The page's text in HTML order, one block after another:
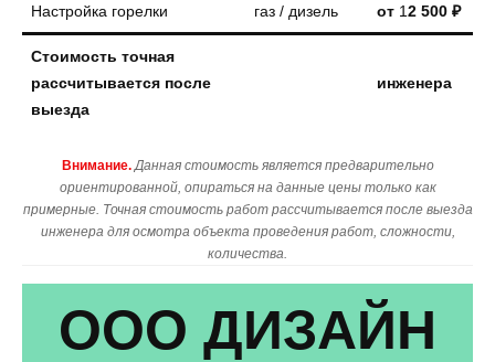
Настройка горелки газ / дизель от 12 500 ₽
Стоимость точная
рассчитывается после
выезда
инженера
Внимание. Данная стоимость является предварительно
ориентированной, опираться на данные цены только как
примерные. Точная стоимость работ рассчитывается после выезда
инженера для осмотра объекта проведения работ, сложности,
количества.
ООО ДИЗАЙН